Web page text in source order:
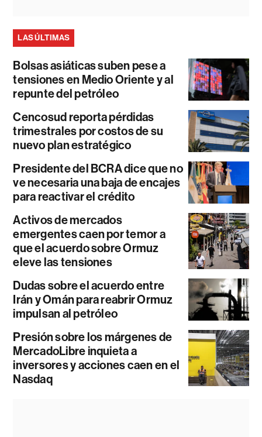
LAS ÚLTIMAS
Bolsas asiáticas suben pese a
tensiones en Medio Oriente y al
repunte del petróleo
Cencosud reporta pérdidas
trimestrales por costos de su
nuevo plan estratégico
Presidente del BCRA dice que no
ve necesaria una baja de encajes
para reactivar el crédito
Activos de mercados
emergentes caen por temor a
que el acuerdo sobre Ormuz
eleve las tensiones
Dudas sobre el acuerdo entre
Irán y Omán para reabrir Ormuz
impulsan al petróleo
Presión sobre los márgenes de
MercadoLibre inquieta a
inversores y acciones caen en el
Nasdaq